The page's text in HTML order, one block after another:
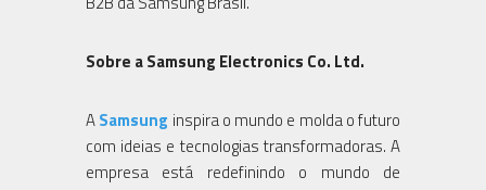
Sobre a Samsung Electronics Co. Ltd.
ASamsung inspira o mundo e molda o futuro
com ideias e tecnologias transformadoras. A
empresa está redefinindo o mundo de